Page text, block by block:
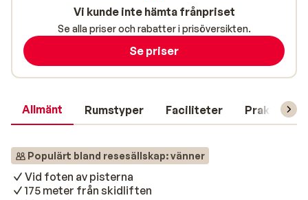
Allmänt Rumstyper Faciliteter Praktisk
Populärt bland resesällskap: vänner
Vid foten av pisterna
175 meter från skidliften
Vi kunde inte hämta frånpriset
Se alla priser och rabatter i prisöversikten.
Se priser